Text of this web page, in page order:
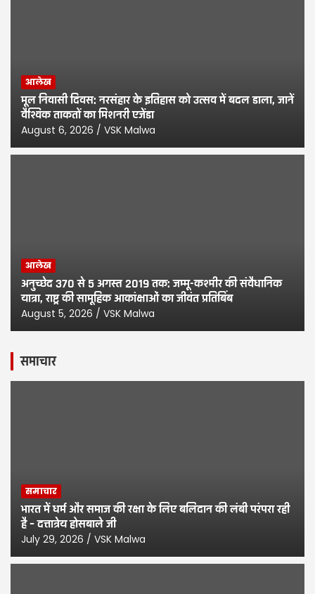
आलेख
मूल निवासी दिवस: नरसंहार के इतिहास को उत्सव में बदल डाला, जानें
वैश्विक ताकतों का मिशनरी एजेंडा
August 6, 2026 VSK Malwa
आलेख
अनुच्छेद 370 से 5 अगस्त 2019 तक: जम्मू-कश्मीर की संवैधानिक
यात्रा, राष्ट्र की सामूहिक आकांक्षाओं का जीवंत प्रतिबिंब
August 5, 2026 VSK Malwa
समाचार
समाचार
भारत में धर्म और समाज की रक्षा के लिए बलिदान की लंबी परंपरा रही
है – दत्तात्रेय होसबाले जी
July 29, 2026 VSK Malwa